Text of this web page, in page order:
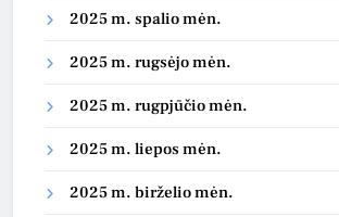
2025 m. spalio mėn.
2025 m. rugsėjo mėn.
2025 m. rugpjūčio mėn.
2025 m. liepos mėn.
2025 m. birželio mėn.